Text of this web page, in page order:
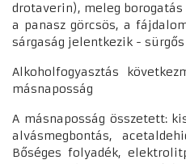
drotaverin), meleg borogatás
a panasz görcsös, a
sárgaság jelentkezik -
Alkoholfogyasztás
másnaposság
A másnaposság összetett:
alvásmegbontás,
Bőséges folyadék,